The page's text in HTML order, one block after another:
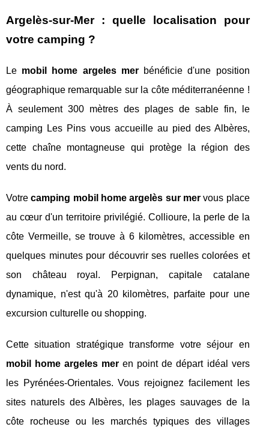
Argelès-sur-Mer : quelle localisation pour
votre camping ?
Le mobil home argeles merbénéficie d'une position
géographique remarquable sur la côte méditerranéenne !
À seulement 300 mètres des plages de sable fin, le
camping Les Pins vous accueille au pied des Albères,
cette chaîne montagneuse qui protège la région des
vents du nord.
Votrecamping mobil home argelès sur mervous place
au cœur d'un territoire privilégié. Collioure, la perle de la
côte Vermeille, se trouve à 6 kilomètres, accessible en
quelques minutes pour découvrir ses ruelles colorées et
son château royal. Perpignan, capitale catalane
dynamique, n'est qu'à 20 kilomètres, parfaite pour une
excursion culturelle ou shopping.
Cette situation stratégique transforme votre séjour en
mobil home argeles mer en point de départ idéal vers
les Pyrénées-Orientales. Vous rejoignez facilement les
sites naturels des Albères, les plages sauvages de la
côte rocheuse ou les marchés typiques des villages